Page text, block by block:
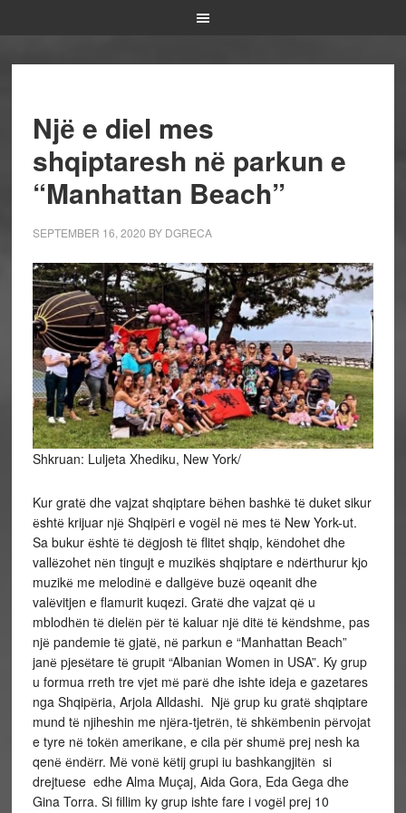
Njё e diel mes
shqiptaresh nё parkun e
“Manhattan Beach”
SEPTEMBER 16, 2020 BY DGRECA
Shkruan: Luljeta Xhediku, New York/
Kur gratё dhe vajzat shqiptare bёhen bashkё tё duket sikur
ёshtё krijuar njё Shqipёri e vogёl nё mes tё New York-ut.
Sa bukur ёshtё tё dёgjosh tё flitet shqip, kёndohet dhe
vallёzohet nёn tingujt e muzikёs shqiptare e ndёrthurur kjo
muzikё me melodinё e dallgёve buzё oqeanit dhe
valёvitjen e flamurit kuqezi. Gratё dhe vajzat qё u
mblodhёn tё dielёn pёr tё kaluar njё ditё tё kёndshme, pas
njё pandemie tё gjatё, nё parkun e “Manhattan Beach”
janё pjesёtare tё grupit “Albanian Women in USA”. Ky grup
u formua rreth tre vjet mё parё dhe ishte ideja e gazetares
nga Shqipёria, Arjola Alldashi. Njё grup ku gratё shqiptare
mund tё njiheshin me njёra-tjetrёn, tё shkёmbenin pёrvojat
e tyre nё tokёn amerikane, e cila pёr shumё prej nesh ka
qenё ёndёrr. Mё vonё kёtij grupi iu bashkangjitёn si
drejtuese edhe Alma Muçaj, Aida Gora, Eda Gega dhe
Gina Torra. Si fillim ky grup ishte fare i vogёl prej 10